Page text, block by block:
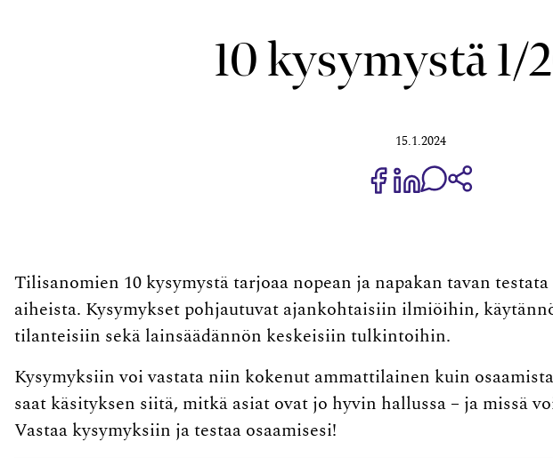
10 kysymystä 1/
15.1.2024
Jaa Share on Facebook
Jaa Share on LinkedIn
Jaa WhatsApp-
Tilisanomien 10 kysymystä tarjoaa nopean ja napakan tavan
aiheista. Kysymykset pohjautuvat ajankohtaisiin ilmiöihin,
tilanteisiin sekä lainsäädännön keskeisiin tulkintoihin.
Kysymyksiin voi vastata niin kokenut ammattilainen kuin
saat käsityksen siitä, mitkä asiat ovat jo hyvin hallussa – ja missä
Vastaa kysymyksiin ja testaa osaamisesi!